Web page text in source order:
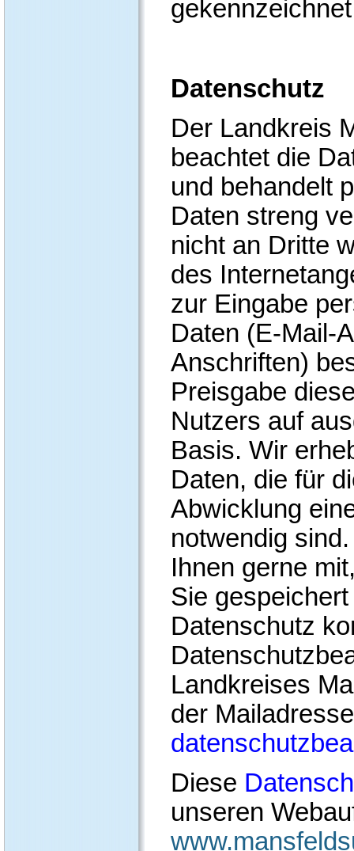
Datenschutz
Der Landkreis
beachtet die
und behandelt
Daten streng
nicht an Dritte
des
zur Eingabe
Daten (E-Mail-
Anschriften)
Preisgabe
Nutzers auf
Basis. Wir
Daten, die für
Abwicklung
notwendig
Ihnen gerne
Sie
Datenschutz
Landkreises
der
Diese
unseren